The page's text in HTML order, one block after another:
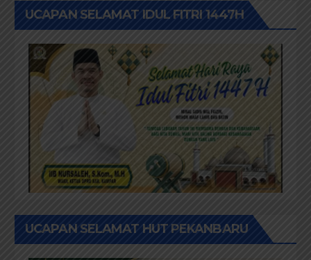
UCAPAN SELAMAT IDUL FITRI 1447H
UCAPAN SELAMAT HUT PEKANBARU